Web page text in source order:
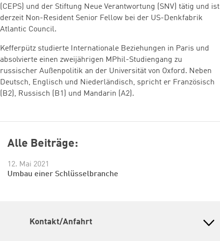
(CEPS) und der Stiftung Neue Verantwortung (SNV) tätig und ist
derzeit Non-Resident Senior Fellow bei der US-Denkfabrik
Atlantic Council.
Kefferpütz studierte Internationale Beziehungen in Paris und
absolvierte einen zweijährigen MPhil-Studiengang zu
russischer Außenpolitik an der Universität von Oxford. Neben
Deutsch, Englisch und Niederländisch, spricht er Französisch
(B2), Russisch (B1) und Mandarin (A2).
Alle Beiträge:
12. Mai 2021
Umbau einer Schlüsselbranche
Kontakt/Anfahrt